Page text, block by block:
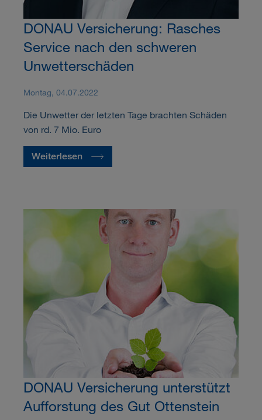
DONAU Versicherung: Rasches
Service nach den schweren
Unwetterschäden
Montag, 04.07.2022
Die Unwetter der letzten Tage brachten Schäden
von rd. 7 Mio. Euro
Weiterlesen
DONAU Versicherung unterstützt
Aufforstung des Gut Ottenstein